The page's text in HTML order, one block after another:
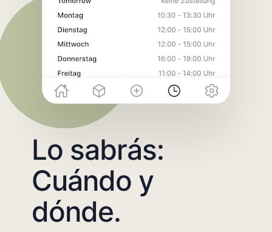
Lo sabrás:
Cuándo y
dónde.